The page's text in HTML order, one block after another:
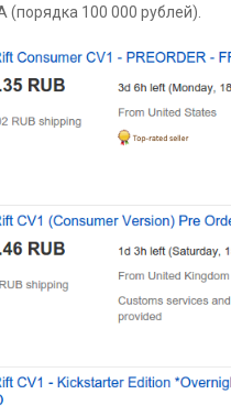
100 000 рублей).